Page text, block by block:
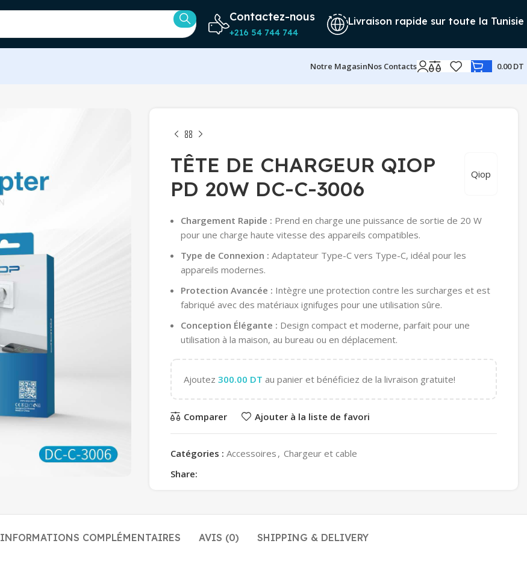
Contactez-nous
+216 54 744 744
Livraison rapide sur toute la Tunisie
Notre MagasinNos Contacts 0.00DT
Qiop
TÊTE DE CHARGEUR QIOP
PD 20W DC-C-3006
Chargement Rapide : Prend en charge une puissance de sortie de 20 W
pour une charge haute vitesse des appareils compatibles.
Type de Connexion : Adaptateur Type-C vers Type-C, idéal pour les
appareils modernes.
Protection Avancée : Intègre une protection contre les surcharges et est
fabriqué avec des matériaux ignifuges pour une utilisation sûre.
Conception Élégante : Design compact et moderne, parfait pour une
utilisation à la maison, au bureau ou en déplacement.
Ajoutez 300.00 DT au panier et bénéficiez de la livraison gratuite!
Comparer Ajouter à la liste de favori
Catégories : Accessoires , Chargeur et cable
Share:
INFORMATIONS COMPLÉMENTAIRES AVIS (0) SHIPPING & DELIVERY